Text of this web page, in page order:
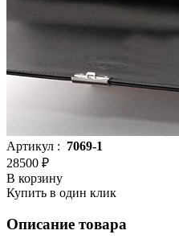
Артикул : 7069-1
28500 ₽
В корзину
Купить в один клик
Описание товара